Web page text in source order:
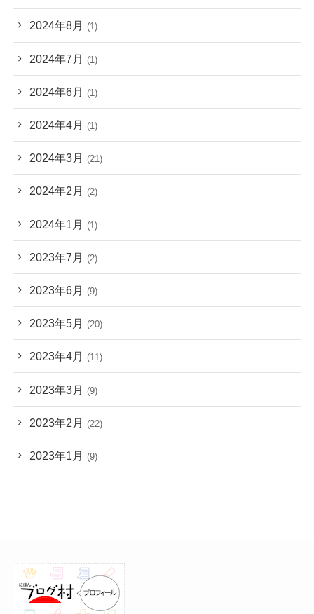
2024年8月 (1)
2024年7月 (1)
2024年6月 (1)
2024年4月 (1)
2024年3月 (21)
2024年2月 (2)
2024年1月 (1)
2023年7月 (2)
2023年6月 (9)
2023年5月 (20)
2023年4月 (11)
2023年3月 (9)
2023年2月 (22)
2023年1月 (9)